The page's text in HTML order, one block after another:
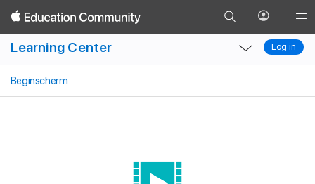
Ga
naar
zoekpagina
Open
terug
Log in
Nav
Learning Center
Local
Nav
Local
Nav
Log in
Beginscherm
Dia’s Foto’s Tekenen Tabellen